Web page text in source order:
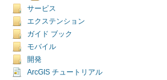
サービス
エクステンション
ガイド ブック
モバイル
開発
ArcGIS チュートリアル